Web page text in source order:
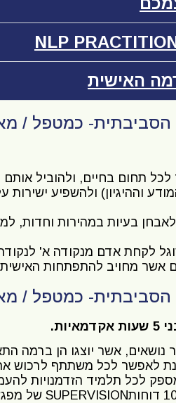
האישית
כמטפל /
תחום בחיים, ולהוביל
וההיגיון) ולהשפיע
לאבחן בעיות במהירות
לקחת אדם מנקודה א'
כמטפל /
אשר יוצגו הן ברמה
לאפשר לכל משתתף לרכוש
לכל תלמיד הזדמנויות